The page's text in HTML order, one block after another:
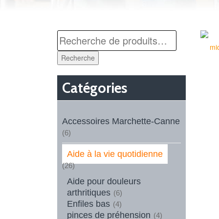
Recherche
Catégories
Accessoires Marchette-Canne
(6)
Aide à la vie quotidienne
(26)
Aide pour douleurs
arthritiques (6)
Enfiles bas (4)
pinces de préhension (4)